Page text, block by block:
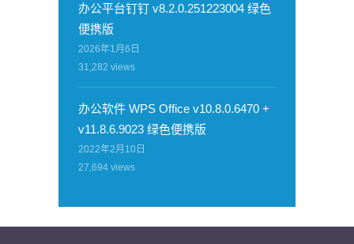
办公平台钉钉 v8.2.0.251223004 绿色
便携版
2026年1月6日
31,282 views
办公软件 WPS Office v10.8.0.6470 +
v11.8.6.9023 绿色便携版
2022年2月10日
27,694 views